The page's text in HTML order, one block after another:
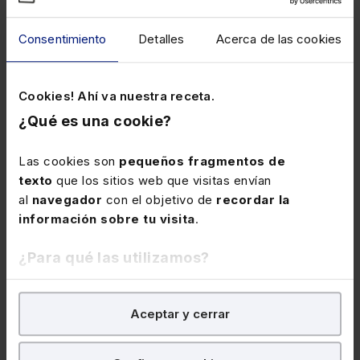
Consentimiento Detalles Acerca de las cookies
Cookies! Ahí va nuestra receta.
¿Qué es una cookie?
Las cookies son pequeños fragmentos de
texto que los sitios web que visitas envían
al navegador con el objetivo de recordar la
información sobre tu visita.
¿Para qué las utilizamos?
En Lefebvre utilizamos las cookies confines
para tratar demejorar tu experiencia
nuestra página web. También con fines publicitarios,
para poder mostrarte publicidad y contenidos de tu
Aceptar y cerrar
CÓDIGOS BÁSICOS
Voluntaria
6,80€
Esenciales
33,99€ -5%
32,29€